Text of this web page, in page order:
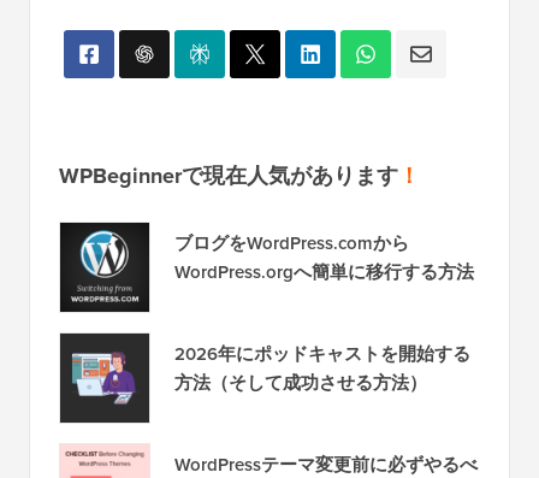
WPBeginnerで現在人気があります ！
ブログをWordPress.comから
WordPress.orgへ簡単に移行する方法
2026年にポッドキャストを開始する
方法（そして成功させる方法）
WordPressテーマ変更前に必ずやるべ